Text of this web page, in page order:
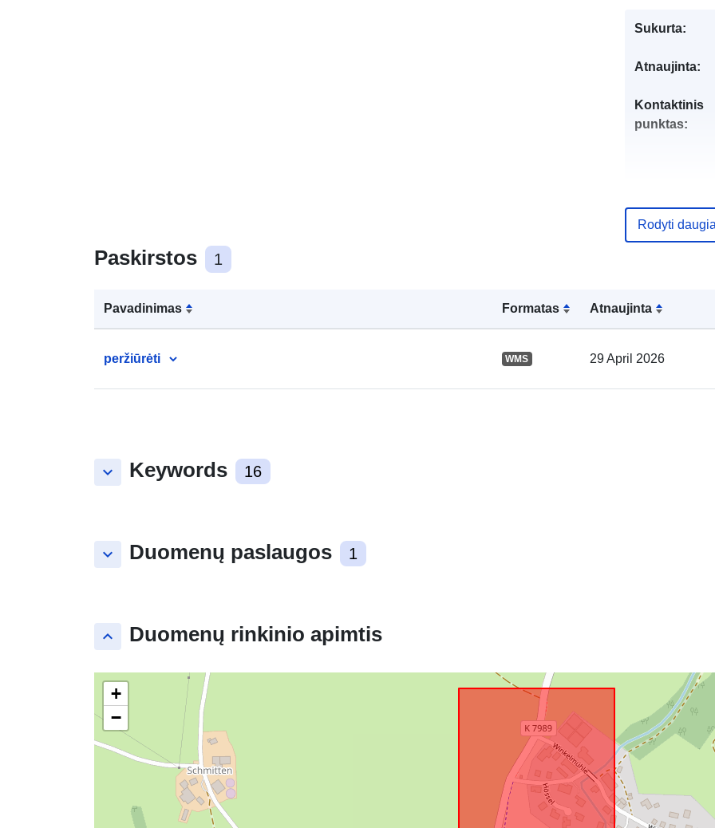
Paskirstos 1
Pavadinimas Formatas Atnaujinta
peržiūrėti WMS 29 April 2026
keyboard_arrow_down Keywords 16
keyboard_arrow_down Duomenų paslaugos 1
keyboard_arrow_up Duomenų rinkinio apimtis
+
−
Sukurta:
Atnaujinta:
Kontaktinis
punktas:
duomenys:
Rodyti